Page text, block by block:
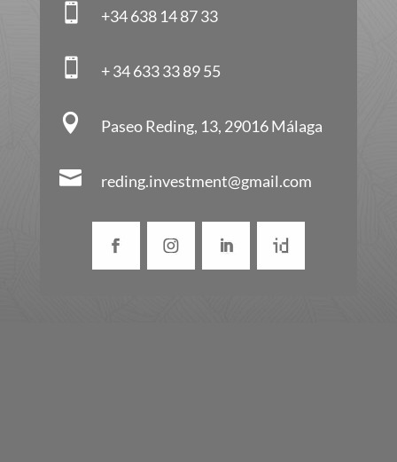
 +34 638 14 87 33
 + 34 633 33 89 55
 Paseo Reding, 13, 29016 Málaga
 reding.investment@gmail.com